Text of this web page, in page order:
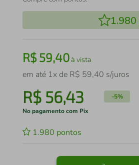
1.980
R$59,40à vista
em até 1x de R$ 59,40 s/juros
R$ 56,43 -5%
No pagamento com Pix
1.980 pontos